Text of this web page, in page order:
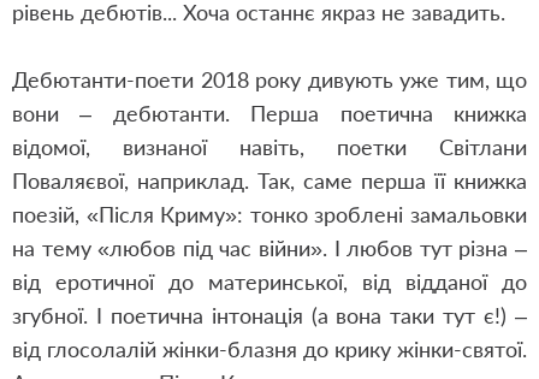
рівень дебютів... Хоча останнє якраз не завадить.
Дебютанти-поети 2018 року дивують уже тим, що
вони – дебютанти. Перша поетична книжка
відомої, визнаної навіть, поетки Світлани
Поваляєвої, наприклад. Так, саме перша її книжка
поезій, «Після Криму»: тонко зроблені замальовки
на тему «любов під час війни». І любов тут різна –
від еротичної до материнської, від відданої до
згубної. І поетична інтонація (а вона таки тут є!) –
від глосолалій жінки-блазня до крику жінки-святої.